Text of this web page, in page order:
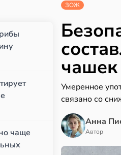
чаще
ЗОЖ
Умеренное
связано со
Анна
Автор